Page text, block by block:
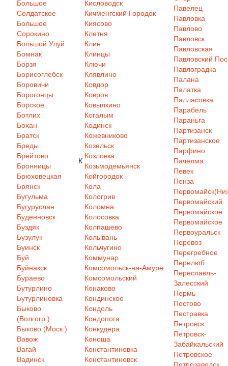
Большое
Солдатское
Большое
Сорокино
Большой Улуй
Бомнак
Борзя
Борисоглебск
Боровичи
Борогонцы
Борское
Ботлих
Бохан
Братск
Бреды
Брейтово
Бронницы
Брюховецкая
Брянск
Бугульма
Бугуруслан
Буденновск
Буздяк
Бузулук
Буинск
Буй
Буйнакск
Бураево
Бутурлино
Бутурлиновка
Быково
(Волгогр.)
Быково (Моск.)
Вавож
Вагай
Вадинск
К
Кисловодск
Кичменгский Городок
Киясово
Клетня
Клин
Клинцы
Ключи
Клявлино
Ковдор
Ковров
Ковылкино
Когалым
Кодинск
Кожевниково
Козельск
Козловка
Козьмодемьянск
Койгородок
Кола
Кологрив
Коломна
Колосовка
Колпашево
Колывань
Кольчугино
Коммунар
Комсомольск-на-Амуре
Комсомольский
Конаково
Кондинское
Кондоль
Кондопога
Конкудера
Коноша
Константиновка
Константиновск
Павелец
Павловка
Павлово
Павловск
Павловская
Павловский
Павлоградка
Палана
Палатка
Палласовка
Парабель
Параньга
Партизанск
Партизанское
Парфино
Пачелма
Певек
Пенза
Первомайский
Первомайское
Первомайское
Первоуральск
Перевоз
Перегребное
Перелюб
Переславль-
Залесский
Пермь
Пестово
Пестравка
Петровск
Петровск-
Забайкальский
Петровское